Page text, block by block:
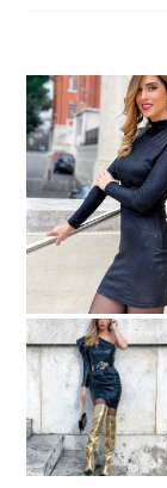
BLACK IS BLACK:
DEL
UN LOOK STRONG
CON VESTITO DI
PELLE E STIVALI
ORO